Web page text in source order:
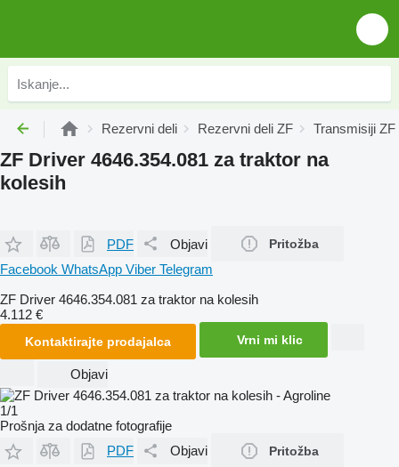
Rezervni deli Rezervni deli ZF Transmisiji ZF
ZF Driver 4646.354.081 za traktor na
kolesih
PDF Objavi Pritožba
Facebook WhatsApp Viber Telegram
ZF Driver 4646.354.081 za traktor na kolesih
4.112 €
Kontaktirajte prodajalca Vrni mi klic
Objavi
1/1
Prošnja za dodatne fotografije
PDF
Objavi Pritožba